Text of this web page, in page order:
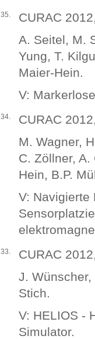
35.
CURAC
A. Seitel, M.
Yung, T.
Maier-Hein.
V:
34.
CURAC
M. Wagner,
C. Zöllner,
Hein, B.P.
V: Navigierte
33.
CURAC
J. Wünscher,
Stich.
V: HELIOS -
Simulator.